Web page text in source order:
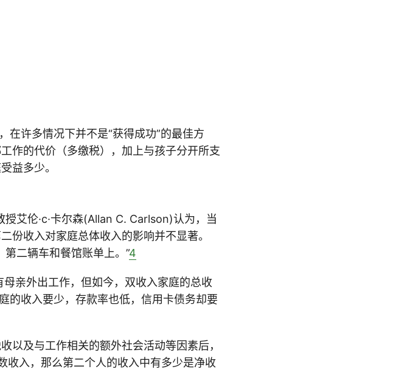
在许多情况下并不是“获得成功”的最佳方
作的代价（多缴税），加上与孩子分开所支
益多少。
艾伦·c·卡尔森(Allan C. Carlson)认为，当
份收入对家庭总体收入的影响并不显著。
二辆车和餐馆账单上。”4
亲外出工作，但如今，双收入家庭的总收
的收入要少，存款率也低，信用卡债务却要
以及与工作相关的额外社会活动等因素后，
收入，那么第二个人的收入中有多少是净收